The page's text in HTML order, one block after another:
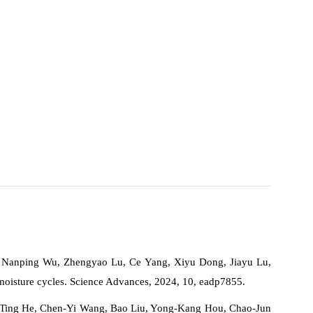
Wu, Zhengyao Lu, Ce Yang, Xiyu Dong, Jiayu Lu,
cycles. Science Advances, 2024, 10, eadp7855.
He, Chen‐Yi Wang, Bao Liu, Yong‐Kang Hou, Chao‐Jun